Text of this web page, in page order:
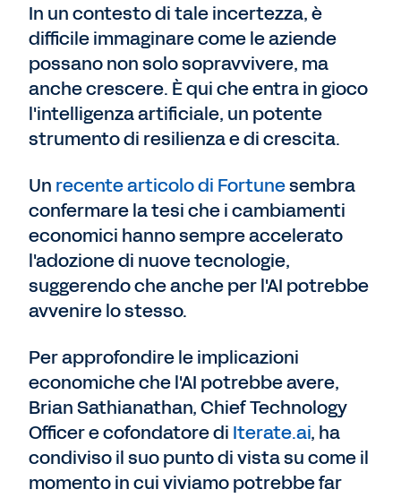
In un contesto di tale incertezza, è
difficile immaginare come le aziende
possano non solo sopravvivere, ma
anche crescere. È qui che entra in gioco
l'intelligenza artificiale, un potente
strumento di resilienza e di crescita.
Un recente articolo di Fortunesembra
confermare la tesi che i cambiamenti
economici hanno sempre accelerato
l'adozione di nuove tecnologie,
suggerendo che anche per l'AI potrebbe
avvenire lo stesso.
Per approfondire le implicazioni
economiche che l'AI potrebbe avere,
Brian Sathianathan, Chief Technology
Officer e cofondatore di Iterate.ai, ha
condiviso il suo punto di vista su come il
momento in cui viviamo potrebbe far